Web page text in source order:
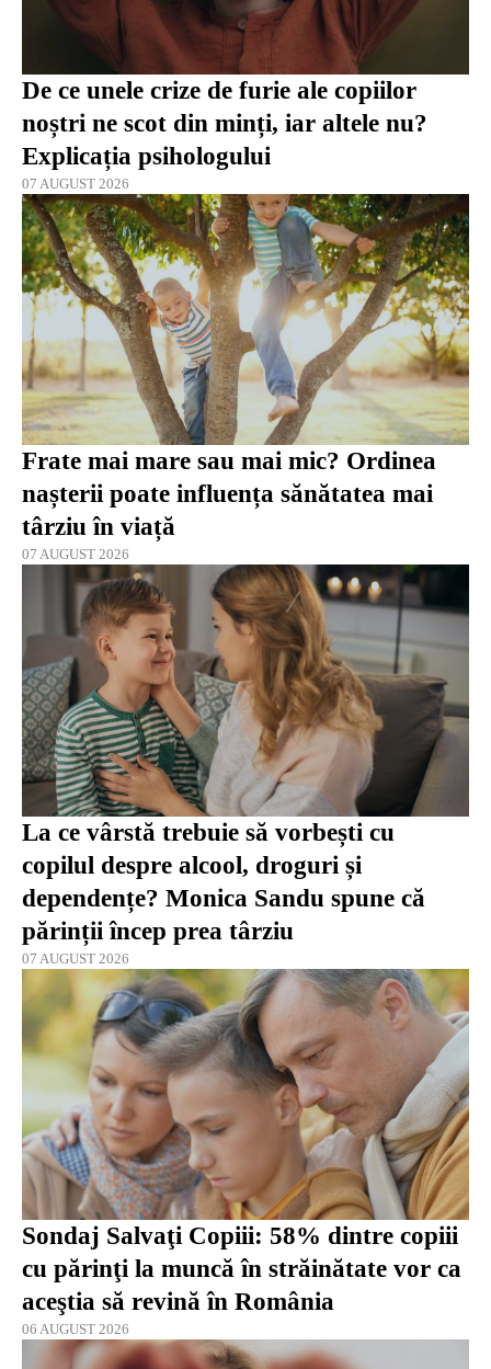
De ce unele crize de furie ale copiilor
noștri ne scot din minți, iar altele nu?
Explicația psihologului
07 AUGUST 2026
Frate mai mare sau mai mic? Ordinea
nașterii poate influența sănătatea mai
târziu în viață
07 AUGUST 2026
La ce vârstă trebuie să vorbești cu
copilul despre alcool, droguri și
dependențe? Monica Sandu spune că
părinții încep prea târziu
07 AUGUST 2026
Sondaj Salvaţi Copiii: 58% dintre copiii
cu părinţi la muncă în străinătate vor ca
aceştia să revină în România
06 AUGUST 2026